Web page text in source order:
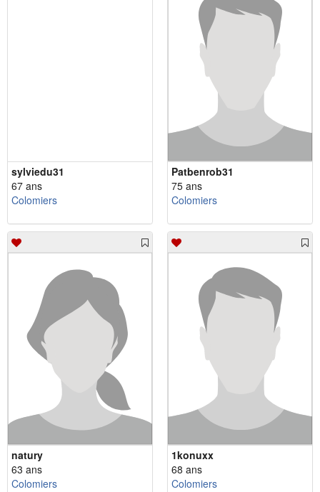
sylviedu31
67 ans
Colomiers
Patbenrob31
75 ans
Colomiers
natury
63 ans
Colomiers
1konuxx
68 ans
Colomiers